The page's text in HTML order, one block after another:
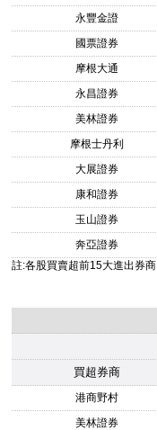
永豐金證
國票證券
摩根大通
永昌證券
美林證券
摩根士丹利
大展證券
康和證券
玉山證券
奔亞證券
註:各股買賣超前15大進出券商
買超券商
港商野村
美林證券